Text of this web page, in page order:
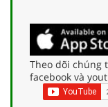
Theo dõi chúng
facebook và